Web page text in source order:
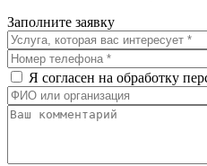
Заполните заявку
Я согласен на обработку